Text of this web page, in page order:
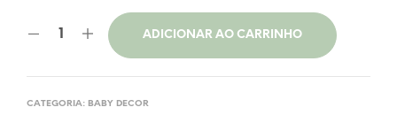
ADICIONAR AO CARRINHO
CATEGORIA: BABY DECOR